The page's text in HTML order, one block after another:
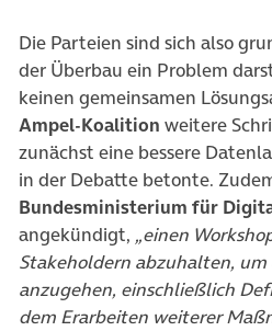
Die Parteien sind sich also
der Überbau ein Problem
keinen gemeinsamen
Ampel-Koalition weitere
zunächst eine bessere
in der Debatte betonte.
Bundesministerium für
angekündigt, „einen
Stakeholdern abzuhalten, um
anzugehen, einschließlich
dem Erarbeiten weiterer